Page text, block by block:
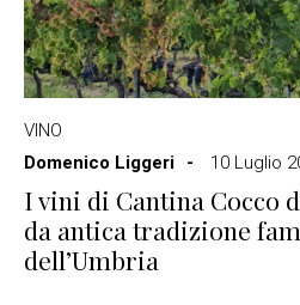
VINO
Domenico Liggeri
10 Luglio
I vini di Cantina Cocco
da antica tradizione
dell’Umbria